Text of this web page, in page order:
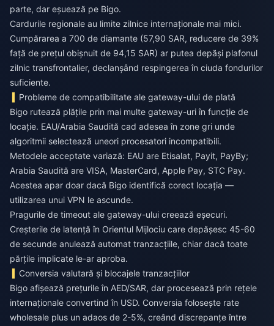
parte, dar eșuează pe Bigo.
Cardurile regionale au limite zilnice internaționale mai mici.
Cumpărarea a 700 de diamante (57,90 SAR, reducere de 39%
față de prețul obișnuit de 94,15 SAR) ar putea depăși plafonul
zilnic transfrontalier, declanșând respingerea în ciuda fondurilor
suficiente.
Probleme de compatibilitate ale gateway-ului de plată
Bigo rutează plățile prin mai multe gateway-uri în funcție de
locație. EAU/Arabia Saudită cad adesea în zone gri unde
algoritmii selectează uneori procesatori incompatibili.
Metodele acceptate variază: EAU are Etisalat, Payit, PayBy;
Arabia Saudită are VISA, MasterCard, Apple Pay, STC Pay.
Acestea apar doar dacă Bigo identifică corect locația —
utilizarea unui VPN le ascunde.
Pragurile de timeout ale gateway-ului creează eșecuri.
Creșterile de latență în Orientul Mijlociu care depășesc 45-60
de secunde anulează automat tranzacțiile, chiar dacă toate
părțile implicate le-ar aproba.
Conversia valutară și blocajele tranzacțiilor
Bigo afișează prețurile în AED/SAR, dar procesează prin rețele
internaționale convertind în USD. Conversia folosește rate
wholesale plus un adaos de 2-5%, creând discrepanțe între